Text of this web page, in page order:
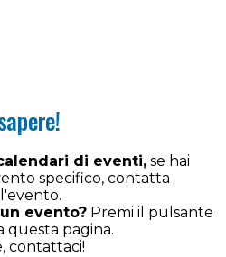
di eventi, se hai
specifico, contatta
evento? Premi il pulsante
questa pagina.
contattaci!